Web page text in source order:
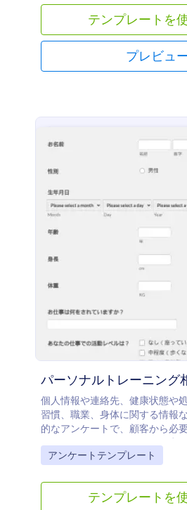
あなたのウェブサイトに埋め込
フォームとして使用することも
のテンプレートが必要ない場合
ライン面接向け質問フォームを
テンプレートを
プレビュ
個人情報や連絡先、健康状態や
習慣、職業、身体に関する情報
的なアンケートで、顧客から必
ためのフィールドがすべて用意
テンプレートにはパッケージオ
けられています。
Go to Category:
アンケートテンプレート
テンプレートを